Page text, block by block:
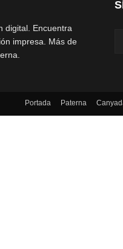
digital. Encuentra
impresa. Más de
Portada Paterna